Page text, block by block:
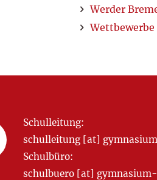
Werder
Wettbewerbe
Schulleitung:
schulleitung [at]
Schulbüro:
schulbuero [at]